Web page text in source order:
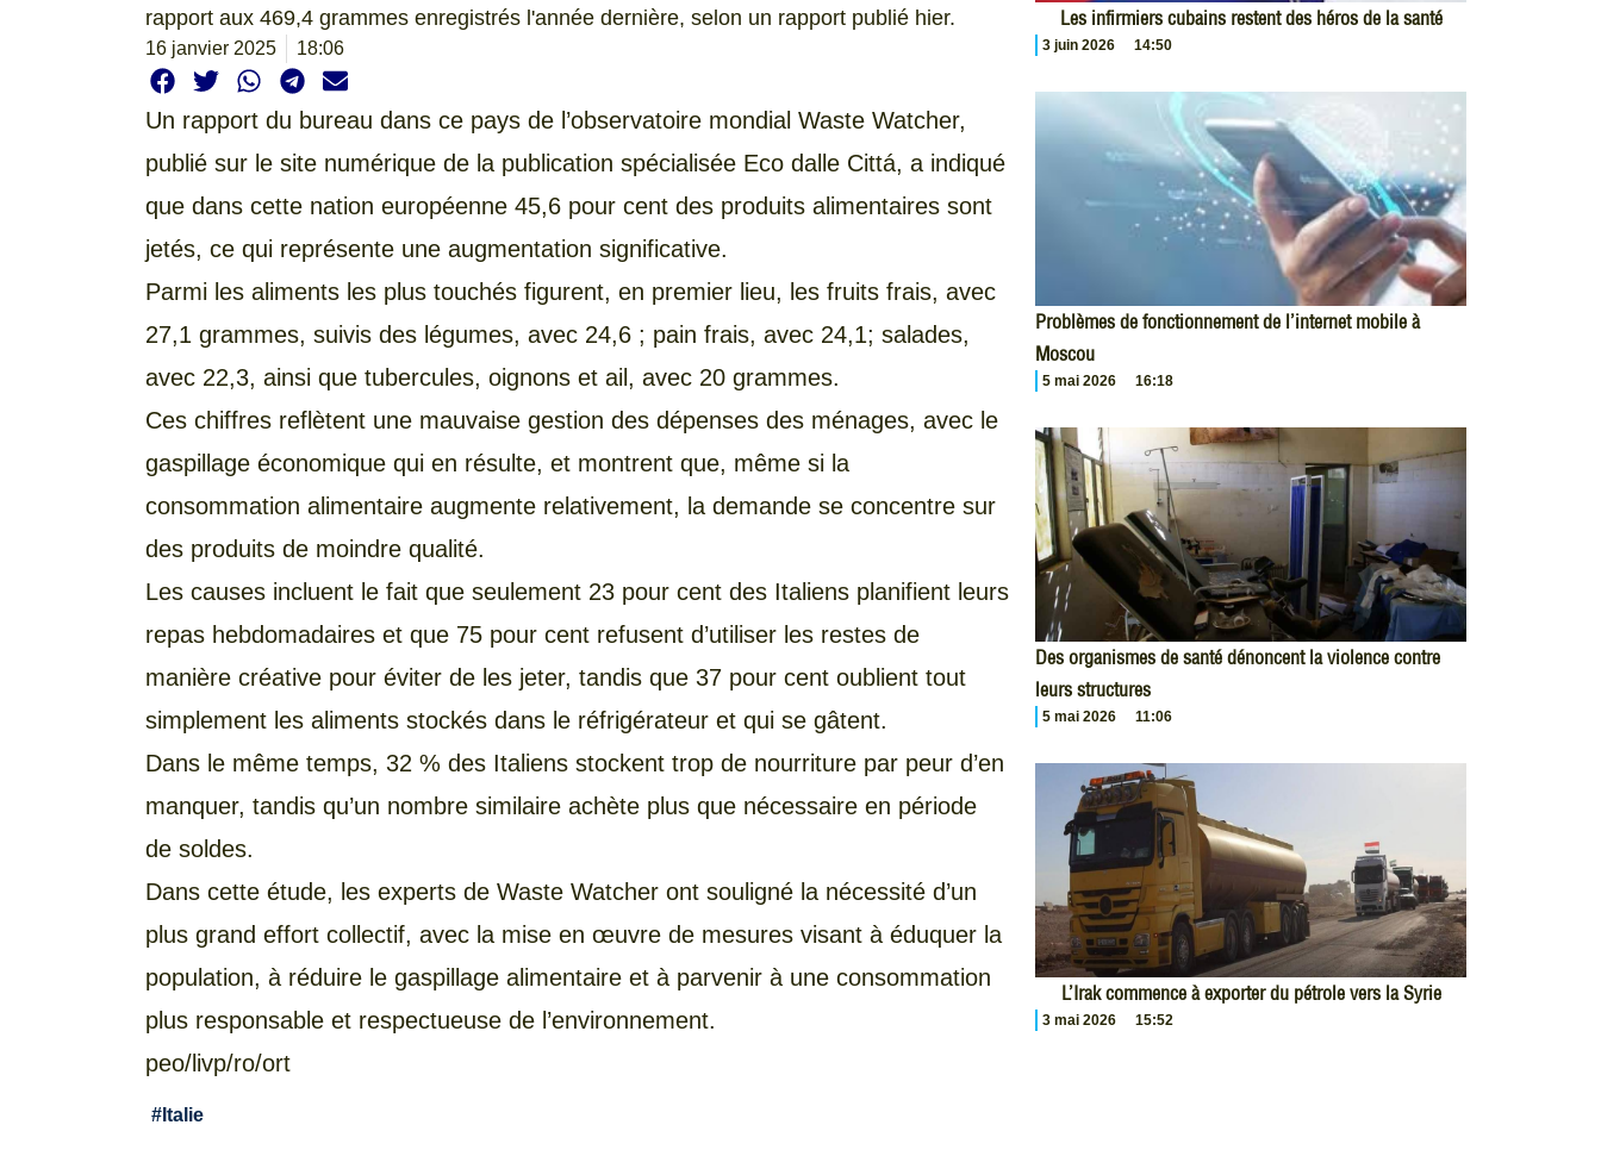
rapport aux 469,4 grammes enregistrés l'année dernière, selon un rapport publié hier.
16 janvier 2025 18:06
Un rapport du bureau dans ce pays de l’observatoire mondial Waste Watcher,
publié sur le site numérique de la publication spécialisée Eco dalle Cittá, a indiqué
que dans cette nation européenne 45,6 pour cent des produits alimentaires sont
jetés, ce qui représente une augmentation significative.
Parmi les aliments les plus touchés figurent, en premier lieu, les fruits frais, avec
27,1 grammes, suivis des légumes, avec 24,6 ; pain frais, avec 24,1; salades,
avec 22,3, ainsi que tubercules, oignons et ail, avec 20 grammes.
Ces chiffres reflètent une mauvaise gestion des dépenses des ménages, avec le
gaspillage économique qui en résulte, et montrent que, même si la
consommation alimentaire augmente relativement, la demande se concentre sur
des produits de moindre qualité.
Les causes incluent le fait que seulement 23 pour cent des Italiens planifient leurs
repas hebdomadaires et que 75 pour cent refusent d’utiliser les restes de
manière créative pour éviter de les jeter, tandis que 37 pour cent oublient tout
simplement les aliments stockés dans le réfrigérateur et qui se gâtent.
Dans le même temps, 32 % des Italiens stockent trop de nourriture par peur d’en
manquer, tandis qu’un nombre similaire achète plus que nécessaire en période
de soldes.
Dans cette étude, les experts de Waste Watcher ont souligné la nécessité d’un
plus grand effort collectif, avec la mise en œuvre de mesures visant à éduquer la
population, à réduire le gaspillage alimentaire et à parvenir à une consommation
plus responsable et respectueuse de l’environnement.
peo/livp/ro/ort
# Italie
Les infirmiers cubains restent des héros de la santé
3 juin 2026 14:50
Problèmes de fonctionnement de l’internet mobile à
Moscou
5 mai 2026 16:18
Des organismes de santé dénoncent la violence contre
leurs structures
5 mai 2026 11:06
L’Irak commence à exporter du pétrole vers la Syrie
3 mai 2026 15:52